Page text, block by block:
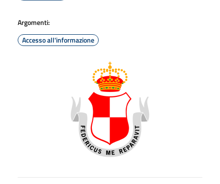
Argomenti:
Accesso all'informazione